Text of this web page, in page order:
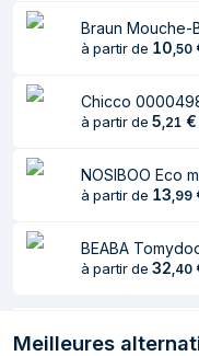
Braun Mouche-
à partir de 10 50
Chicco
à partir de 5 21 €
NOSIBOO Eco
à partir de 13 99
BEABA
à partir de 32 40
Meilleures